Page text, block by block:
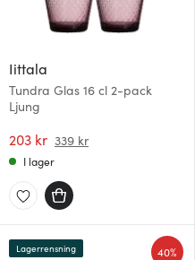
Iittala
Tundra Glas 16 cl 2-pack
Ljung
203 kr 339 kr
I lager
40%
Lagerrensning